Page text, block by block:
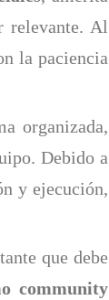
relevante. Al
la paciencia
organizada,
Debido a
y ejecución,
que debe
community